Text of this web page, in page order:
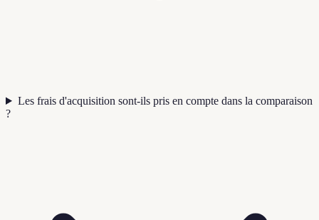
Les frais d'acquisition sont-ils pris en compte dans la comparaison
?